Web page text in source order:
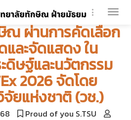
ณ ผ่านการคัดเลือก
และจัดแสดง ใน
ดิษฐ์และนวัตกรรม
2026 จัดโดย
ยแห่งชาติ (วช.)
Proud of you S.TSU